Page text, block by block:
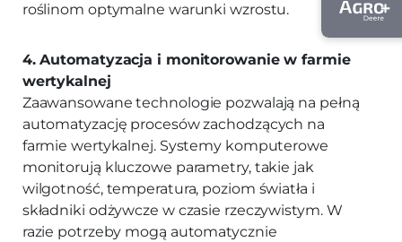
roślinom optymalne warunki wzrostu.
4. Automatyzacja i monitorowanie w farmie
wertykalnej
Zaawansowane technologie pozwalają na pełną
automatyzację procesów zachodzących na
farmie wertykalnej. Systemy komputerowe
monitorują kluczowe parametry, takie jak
wilgotność, temperatura, poziom światła i
składniki odżywcze w czasie rzeczywistym. W
razie potrzeby mogą automatycznie